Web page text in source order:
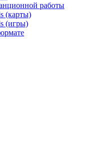
работы
(карты)
(игры)